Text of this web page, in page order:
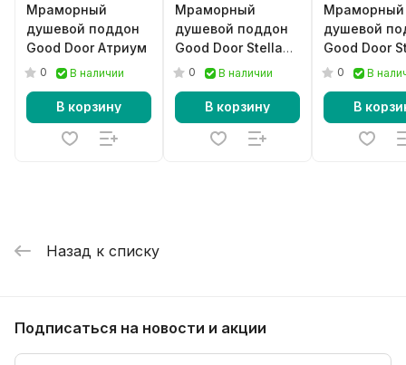
Мраморный
душевой поддон
Good Door Атриум
0 В наличии
В корзину
Мраморный
душевой поддон
Good Door Stella
черный
0 В наличии
В корзину
Мраморный
душевой
Good Door
серый
0 В
В
Назад к списку
Подписаться на новости и акции